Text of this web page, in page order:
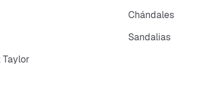
Chándales
Sandalias
Taylor